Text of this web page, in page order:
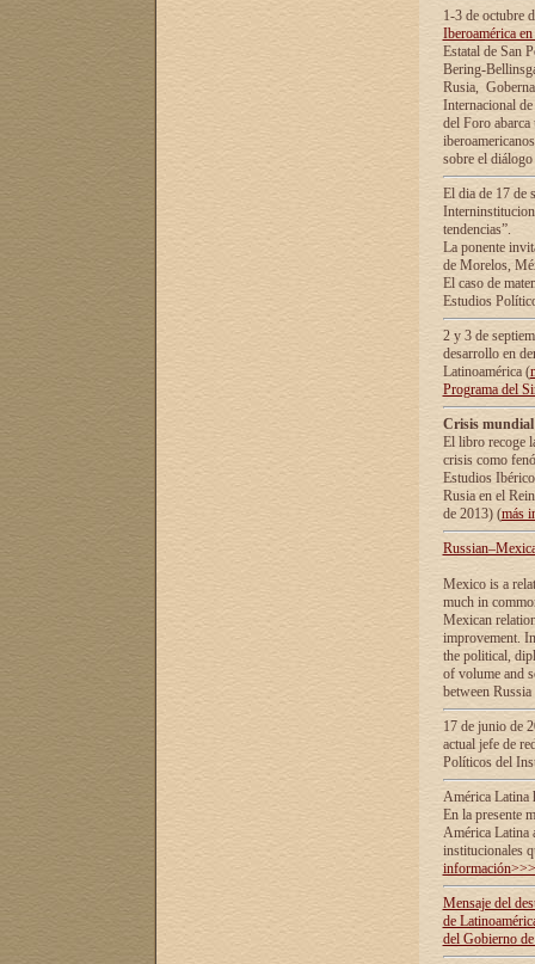
1-3 de octubre
Iberoamérica
Estatal de San
Bering-
Rusia,
Internacional
del Foro
sobre el
El dia de 17 de
tendencias”.
La ponente
de Morelos,
El caso de
Estudios
2 y 3 de
desarrollo en
Latinoamérica (
Programa del
Crisis
El libro recoge
crisis como
Estudios
Rusia en el
de 2013) (más
Mexico is a
much in
Mexican
improvement.
the political,
of volume and
between
17 de junio de
actual jefe de
Políticos del
América Latina
En la presente
América Latina
institucionales
información>>>
Mensaje del
de
del Gobierno